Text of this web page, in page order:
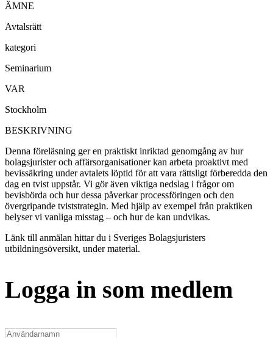
ÄMNE
Avtalsrätt
kategori
Seminarium
VAR
Stockholm
BESKRIVNING
Denna föreläsning ger en praktiskt inriktad genomgång av hur
bolagsjurister och affärsorganisationer kan arbeta proaktivt med
bevissäkring under avtalets löptid för att vara rättsligt förberedda den
dag en tvist uppstår. Vi gör även viktiga nedslag i frågor om
bevisbörda och hur dessa påverkar processföringen och den
övergripande tviststrategin. Med hjälp av exempel från praktiken
belyser vi vanliga misstag – och hur de kan undvikas.
Länk till anmälan hittar du i Sveriges Bolagsjuristers
utbildningsöversikt, under material.
Logga in som medlem